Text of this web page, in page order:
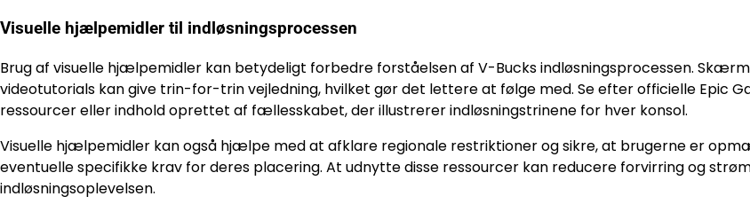
Visuelle hjælpemidler til indløsningsprocessen
Brug af visuelle hjælpemidler kan betydeligt forbedre forståelsen af V-Bucks indløsningsprocessen.
videotutorials kan give trin-for-trin vejledning, hvilket gør det lettere at følge med. Se efter officielle Epic
ressourcer eller indhold oprettet af fællesskabet, der illustrerer indløsningstrinene for hver konsol.
Visuelle hjælpemidler kan også hjælpe med at afklare regionale restriktioner og sikre, at brugerne er
eventuelle specifikke krav for deres placering. At udnytte disse ressourcer kan reducere forvirring og
indløsningsoplevelsen.